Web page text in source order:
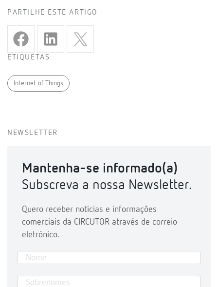
PARTILHE ESTE ARTIGO
ETIQUETAS
Internet of Things
NEWSLETTER
Mantenha-se informado(a)
Subscreva a nossa Newsletter.
Quero receber notícias e informações
comerciais da CIRCUTOR através de correio
eletrónico.